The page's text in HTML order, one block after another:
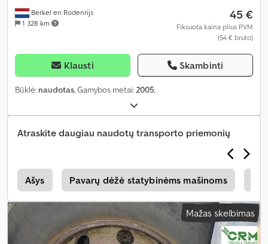
Berkel en Rodenrijs
1 328 km
45 €
Fiksuota kaina plius PVM
(54 € bruto)
Klausti Skambinti
Būklė: naudotas, Gamybos metai:2005,
Atraskite daugiau naudotų transporto priemonių
Ašys Pavarų dėžė statybinėms mašinoms
Mažas skelbimas